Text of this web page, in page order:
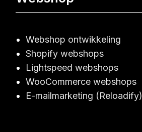
Webshop ontwikkeling
Shopify webshops
Lightspeed webshops
WooCommerce webshops
E-mailmarketing (Reloadify)